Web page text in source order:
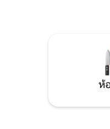
ครอบครัว กลุ่
และโอกาสพิ
แห่งนี้นำเสนอ
หรูหรา ความเ
กาลเวลาในลักเน
ห้